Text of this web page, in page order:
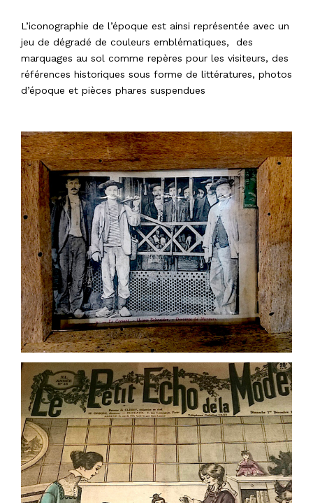
L’iconographie de l’époque est ainsi représentée avec un
jeu de dégradé de couleurs emblématiques, des
marquages au sol comme repères pour les visiteurs, des
références historiques sous forme de littératures, photos
d’époque et pièces phares suspendues